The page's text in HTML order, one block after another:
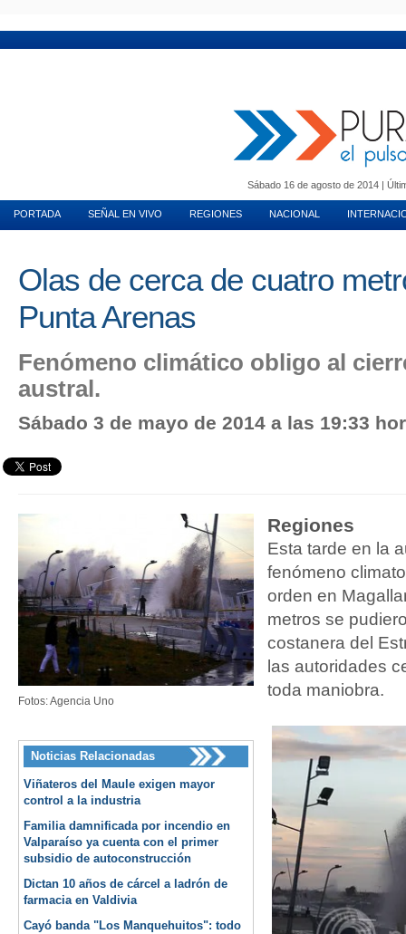
Sábado 16 de agosto de 2014 |
PORTADA SEÑAL EN VIVO REGIONES NACIONAL
Olas de cerca de cuatro
Punta Arenas
Fenómeno climático obligo al
austral.
Sábado 3 de mayo de 2014 a las 19:33
Fotos: Agencia Uno
Noticias Relacionadas
Viñateros del Maule exigen mayor
control a la industria
Familia damnificada por incendio en
Valparaíso ya cuenta con el primer
subsidio de autoconstrucción
Dictan 10 años de cárcel a ladrón de
farmacia en Valdivia
Cayó banda "Los Manquehuitos": todo
Regiones
Esta tarde en la
fenómeno
orden en
metros se
costanera del
las autoridades
toda maniobra.